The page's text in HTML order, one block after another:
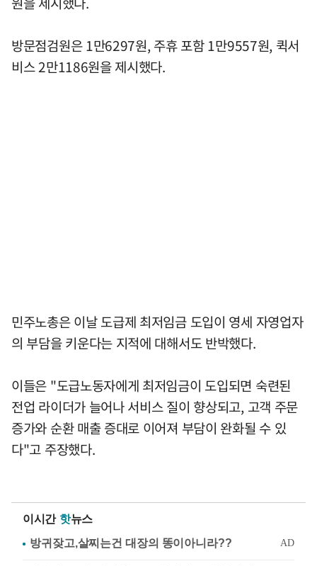
방문점검원은 1만6297원, 주휴 포함 1만9557원, 퀵서
비스 2만1186원을 제시했다.
민주노총은 이날 도급제 최저임금 도입이 영세 자영업자
의 부담을 키운다는 지적에 대해서도 반박했다.
이들은 "도급노동자에게 최저임금이 도입되면 숙련된
전업 라이더가 늘어나 서비스 질이 향상되고, 고객 주문
증가와 순환 매출 증대로 이어져 부담이 완화될 수 있
다"고 주장했다.
이시간 핫뉴스